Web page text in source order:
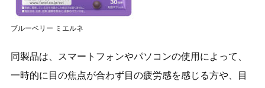
ブルーベリー ミエルネ
同製品は、スマートフォンやパソコンの使用によって、
一時的に目の焦点が合わず目の疲労感を感じる方や、目